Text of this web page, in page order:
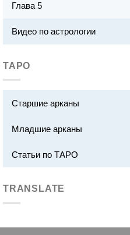
Глава 5
Видео по астрологии
ТАРО
Старшие арканы
Младшие арканы
Статьи по ТАРО
TRANSLATE